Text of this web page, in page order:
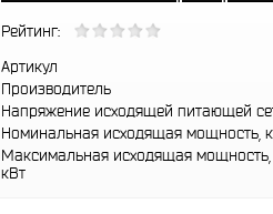
Рейтинг:
Артикул
Производитель
Напряжение исходящей питающей
Номинальная исходящая мощность,
Максимальная исходящая мощность,
кВт